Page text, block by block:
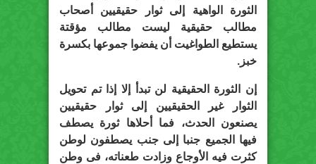
الثورة الواهية إلى ثوار حقيقيين أصحاب
مطالب حقيقية ليست مطالب مؤقتة
يستطيع الطواغيت أن يفضوا جموعها بكسرة
خبز.
إن الثورة الحقيقية لن تبدأ إلا إذا تم تحويل
الثوار غير الحقيقيين إلى ثوار حقيقيين
يصنعون الحدث، فما أحلاها ثورة يصطف
فيها الجميع جنبا إلى جنب يصطفون لوطن
كثرت فيه الأوجاع وزادت طعناته، فى وطن